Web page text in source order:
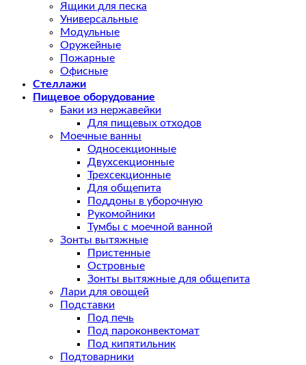
Ящики для песка
Универсальные
Модульные
Оружейные
Пожарные
Офисные
Стеллажи
Пищевое оборудование
Баки из нержавейки
Для пищевых отходов
Моечные ванны
Односекционные
Двухсекционные
Трехсекционные
Для общепита
Поддоны в уборочную
Рукомойники
Тумбы с моечной ванной
Зонты вытяжные
Пристенные
Островные
Зонты вытяжные для общепита
Лари для овощей
Подставки
Под печь
Под пароконвектомат
Под кипятильник
Подтоварники